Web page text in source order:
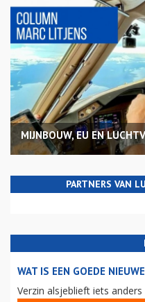
MIJNBOUW, EU EN
PARTNERS VAN
WAT IS EEN GOEDE
Verzin alsjeblieft iets anders